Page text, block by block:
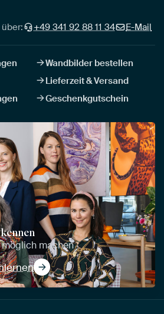
+49 341 92 88 11 34 E-Mail
Wandbilder bestellen
Lieferzeit & Versand
Geschenkgutschein
machen